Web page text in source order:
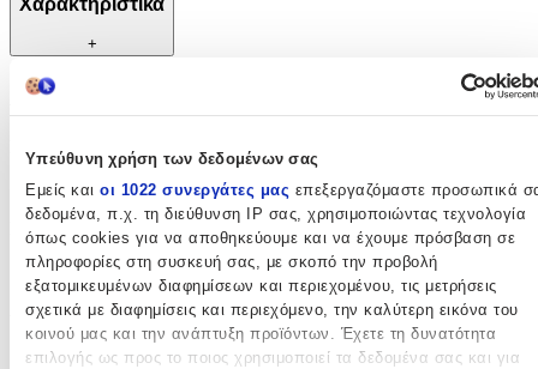
Υπεύθυνη χρήση των δεδομένων σας
Εμείς και οι 1022 συνεργάτες μας επεξεργαζόμαστε προσωπικά
δεδομένα, π.χ. τη διεύθυνση IP σας, χρησιμοποιώντας τεχνολογία
όπως cookies για να αποθηκεύουμε και να έχουμε πρόσβαση σε
πληροφορίες στη συσκευή σας, με σκοπό την προβολή
εξατομικευμένων διαφημίσεων και περιεχομένου, τις μετρήσεις
σχετικά με διαφημίσεις και περιεχόμενο, την καλύτερη εικόνα του
κοινού μας και την ανάπτυξη προϊόντων. Έχετε τη δυνατότητα
επιλογής ως προς το ποιος χρησιμοποιεί τα δεδομένα σας και για
Χαρακτηριστικά
+
Χαρακτηριστικά
Κατασκευαστής :
LEGO
Εκπαιδευτικά
Όχι
Αρίθμησης:
Όχι